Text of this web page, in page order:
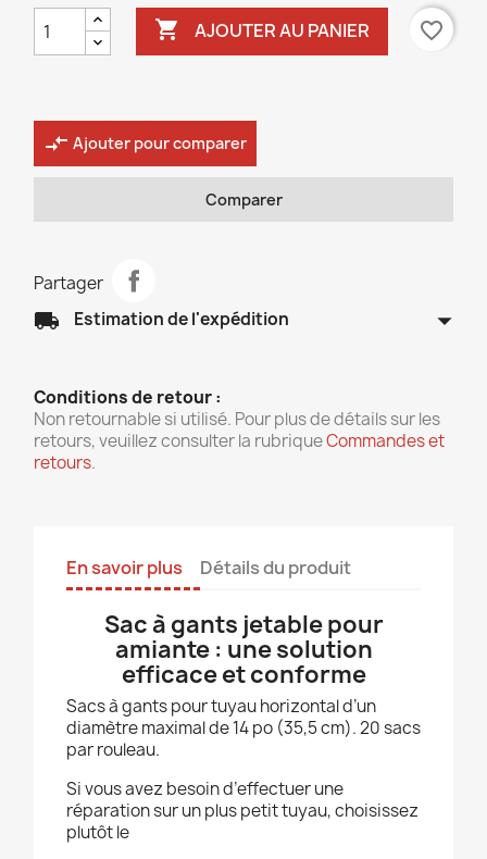
 AJOUTER AU PANIER favorite_border
compare_arrows Ajouter pour comparer
Comparer
Partager
local_shipping Estimation de l'expédition arrow_drop_down
Conditions de retour :
Non retournable si utilisé. Pour plus de détails sur les
retours, veuillez consulter la rubriqueCommandes et
retours.
En savoir plus Détails du produit
Sac à gants jetable pour
amiante : une solution
efficace et conforme
Sacs à gants pour tuyau horizontal d’un
diamètre maximal de 14 po (35,5 cm). 20 sacs
par rouleau.
Si vous avez besoin d’effectuer une
réparation sur un plus petit tuyau, choisissez
plutôt le